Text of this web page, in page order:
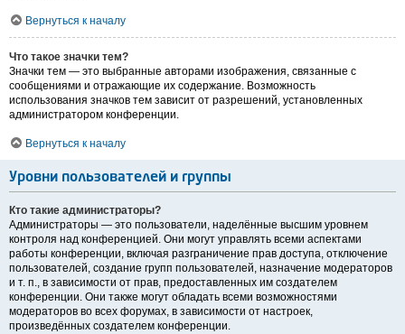
Вернуться к началу
Что такое значки тем?
Значки тем — это выбранные авторами изображения, связанные с
сообщениями и отражающие их содержание. Возможность
использования значков тем зависит от разрешений, установленных
администратором конференции.
Вернуться к началу
Уровни пользователей и группы
Кто такие администраторы?
Администраторы — это пользователи, наделённые высшим уровнем
контроля над конференцией. Они могут управлять всеми аспектами
работы конференции, включая разграничение прав доступа, отключение
пользователей, создание групп пользователей, назначение модераторов
и т. п., в зависимости от прав, предоставленных им создателем
конференции. Они также могут обладать всеми возможностями
модераторов во всех форумах, в зависимости от настроек,
произведённых создателем конференции.